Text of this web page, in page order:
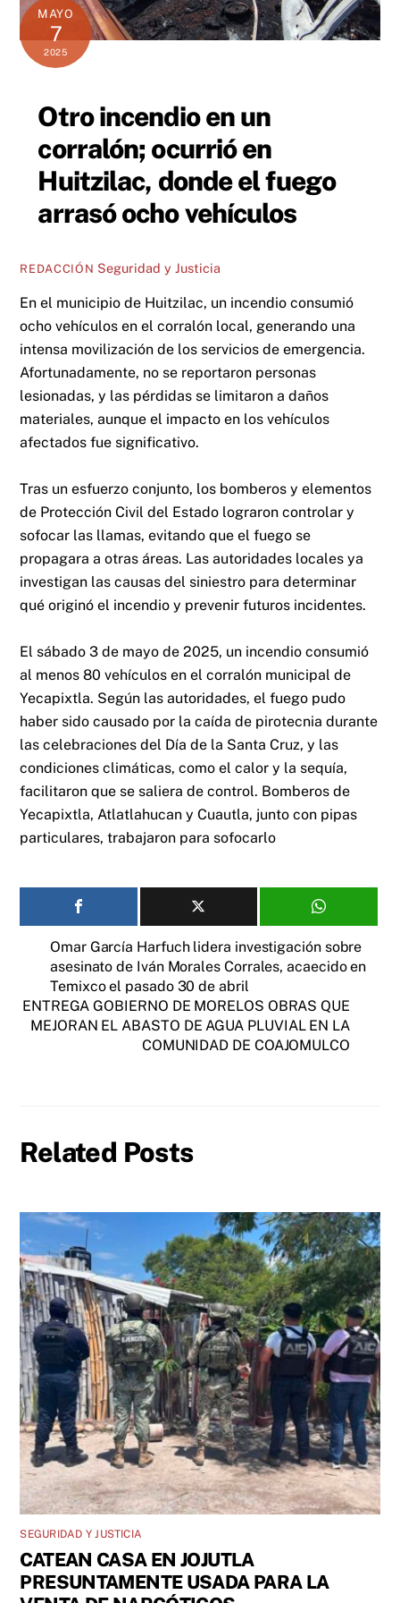
MAYO
7
2025
Otro incendio en un
corralón; ocurrió en
Huitzilac, donde el fuego
arrasó ocho vehículos
REDACCIÓN Seguridad y Justicia
En el municipio de Huitzilac, un incendio consumió
ocho vehículos en el corralón local, generando una
intensa movilización de los servicios de emergencia.
Afortunadamente, no se reportaron personas
lesionadas, y las pérdidas se limitaron a daños
materiales, aunque el impacto en los vehículos
afectados fue significativo.
Tras un esfuerzo conjunto, los bomberos y elementos
de Protección Civil del Estado lograron controlar y
sofocar las llamas, evitando que el fuego se
propagara a otras áreas. Las autoridades locales ya
investigan las causas del siniestro para determinar
qué originó el incendio y prevenir futuros incidentes.
El sábado 3 de mayo de 2025, un incendio consumió
al menos 80 vehículos en el corralón municipal de
Yecapixtla. Según las autoridades, el fuego pudo
haber sido causado por la caída de pirotecnia durante
las celebraciones del Día de la Santa Cruz, y las
condiciones climáticas, como el calor y la sequía,
facilitaron que se saliera de control. Bomberos de
Yecapixtla, Atlatlahucan y Cuautla, junto con pipas
particulares, trabajaron para sofocarlo
Omar García Harfuch lidera investigación sobre
asesinato de Iván Morales Corrales, acaecido en
Temixco el pasado 30 de abril
ENTREGA GOBIERNO DE MORELOS OBRAS QUE
MEJORAN EL ABASTO DE AGUA PLUVIAL EN LA
COMUNIDAD DE COAJOMULCO
Related Posts
SEGURIDAD Y JUSTICIA
CATEAN CASA EN JOJUTLA
PRESUNTAMENTE USADA PARA LA